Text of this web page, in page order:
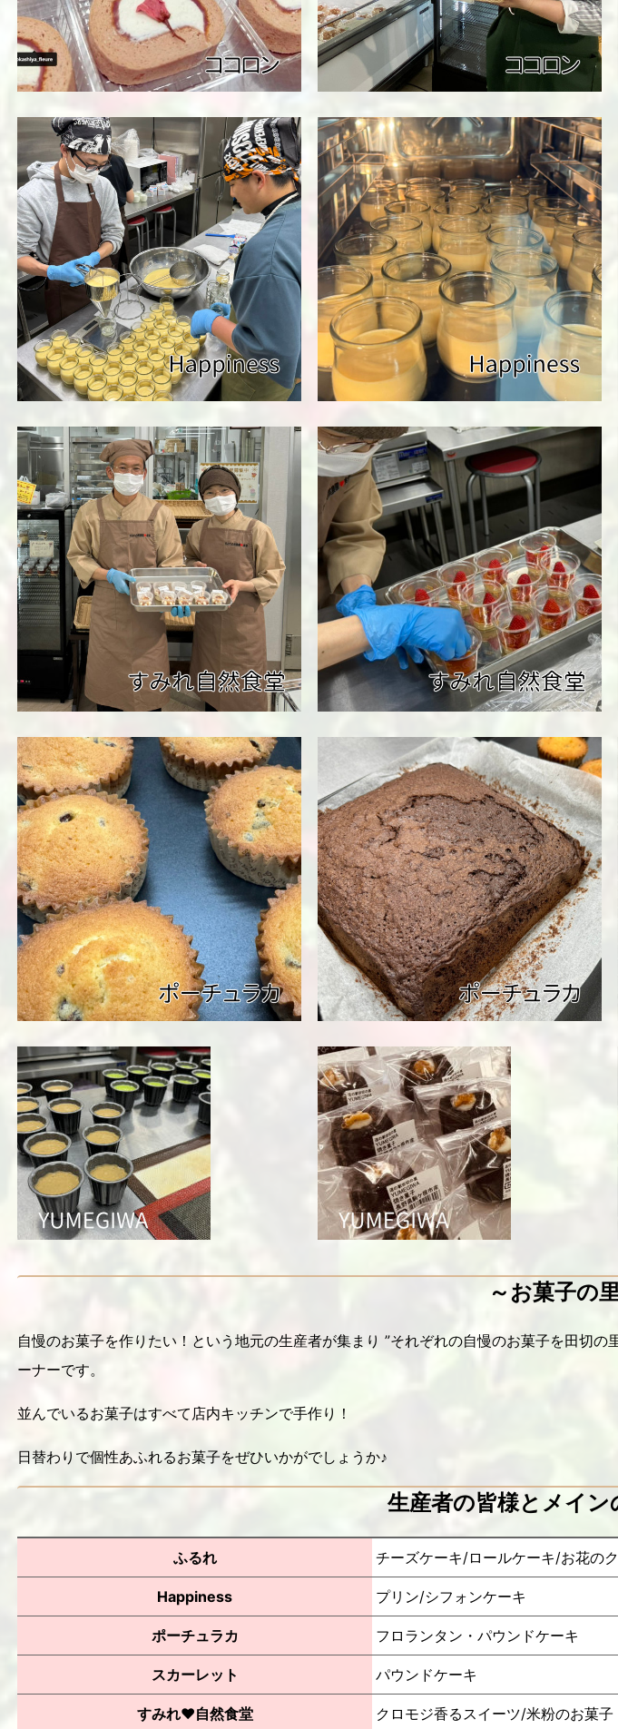
～お菓子の
自慢のお菓子を作りたい！という地元の生産者が集まり ”それぞれの自慢のお菓子を田切
ーナーです。
並んでいるお菓子はすべて店内キッチンで手作り！
日替わりで個性あふれるお菓子をぜひいかがでしょうか♪
生産者の皆様とメイ
ふるれ チーズケーキ/ロールケーキ/お花の
Happiness プリン/シフォンケーキ
ポーチュラカ フロランタン・パウンドケーキ
スカーレット パウンドケーキ
すみれ♥自然食堂 クロモジ香るスイーツ/米粉のお菓子